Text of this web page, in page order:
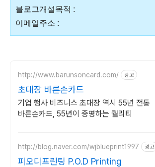
블로그개설목적 :
이메일주소 :
http://www.barunsoncard.com/ 광고
초대장 바른손카드
기업 행사 비즈니스 초대장 역시 55년 전통
바른손카드, 55년이 증명하는 퀄리티
http://blog.naver.com/wjblueprint1997 광고
피오디프린팅 P.O.D Printing